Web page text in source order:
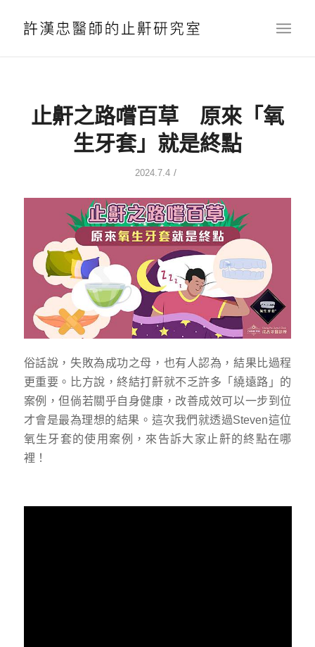
止鼾之路嚐百草 原來「氧
生牙套」就是終點
2024.7.4 /
俗話說，失敗為成功之母，也有人認為，結果比過程
更重要。比方說，終結打鼾就不乏許多「繞遠路」的
案例，但倘若關乎自身健康，改善成效可以一步到位
才會是最為理想的結果。這次我們就透過Steven這位
氧生牙套的使用案例，來告訴大家止鼾的終點在哪
裡！